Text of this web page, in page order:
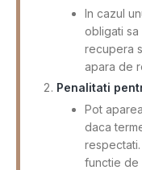
In cazul
obligati sa
recupera
apara de
Penalitati
Pot
daca
functie de